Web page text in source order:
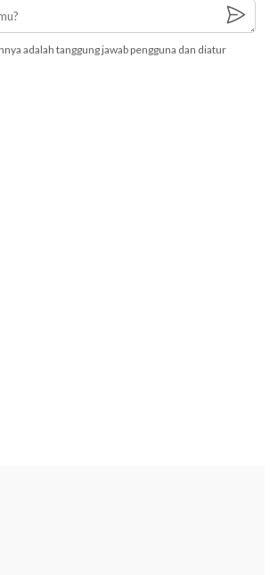
adalah tanggung jawab pengguna dan diatur